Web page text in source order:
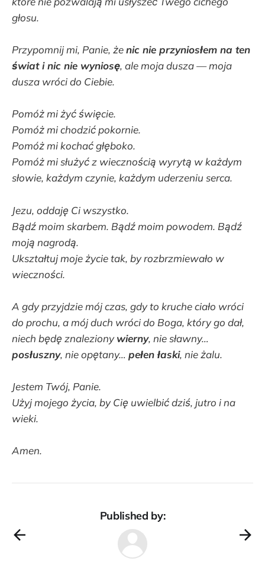
głosu.
Przypomnij mi, Panie, żenic nie przyniosłem na ten
świat i nic nie wyniosę, ale moja dusza — moja
dusza wróci do Ciebie.
Pomóż mi żyć święcie.
Pomóż mi chodzić pokornie.
Pomóż mi kochać głęboko.
Pomóż mi służyć z wiecznością wyrytą w każdym
słowie, każdym czynie, każdym uderzeniu serca.
Jezu, oddaję Ci wszystko.
Bądź moim skarbem. Bądź moim powodem. Bądź
moją nagrodą.
Ukształtuj moje życie tak, by rozbrzmiewało w
wieczności.
A gdy przyjdzie mój czas, gdy to kruche ciało wróci
do prochu, a mój duch wróci do Boga, który go dał,
niech będę znalezionywierny, nie sławny…
posłuszny, nie opętany… pełen łaski, nie żalu.
Jestem Twój, Panie.
Użyj mojego życia, by Cię uwielbić dziś, jutro i na
wieki.
Amen.
Published by: